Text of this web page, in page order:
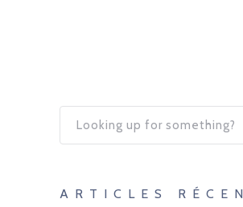
ARTICLES